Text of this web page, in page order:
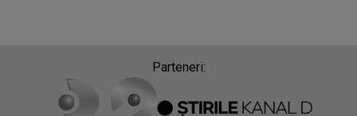
Parteneri: